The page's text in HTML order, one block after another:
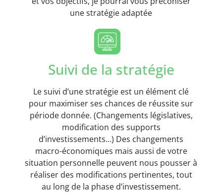
une stratégie adaptée
Suivi de la stratégie
Le suivi d’une stratégie est un élément clé
pour maximiser ses chances de réussite sur
période donnée. (Changements législatives,
modification des supports
d’investissements…) Des changements
macro-économiques mais aussi de votre
situation personnelle peuvent nous pousser à
réaliser des modifications pertinentes, tout
au long de la phase d’investissement.